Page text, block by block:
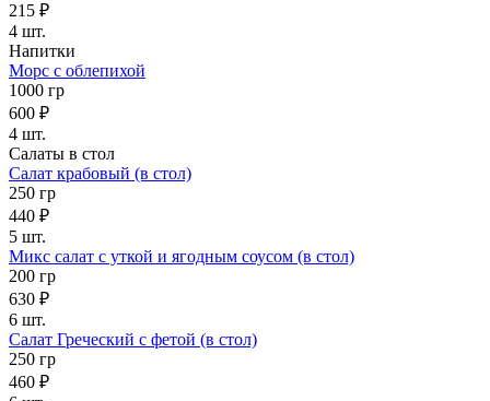
215 ₽
4 шт.
Напитки
Морс с облепихой
1000 гр
600 ₽
4 шт.
Салаты в стол
Салат крабовый (в стол)
250 гр
440 ₽
5 шт.
Микс салат с уткой и ягодным соусом (в стол)
200 гр
630 ₽
6 шт.
Салат Греческий с фетой (в стол)
250 гр
460 ₽